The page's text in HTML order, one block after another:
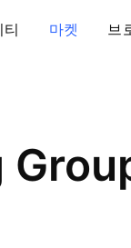
티 마켓 브